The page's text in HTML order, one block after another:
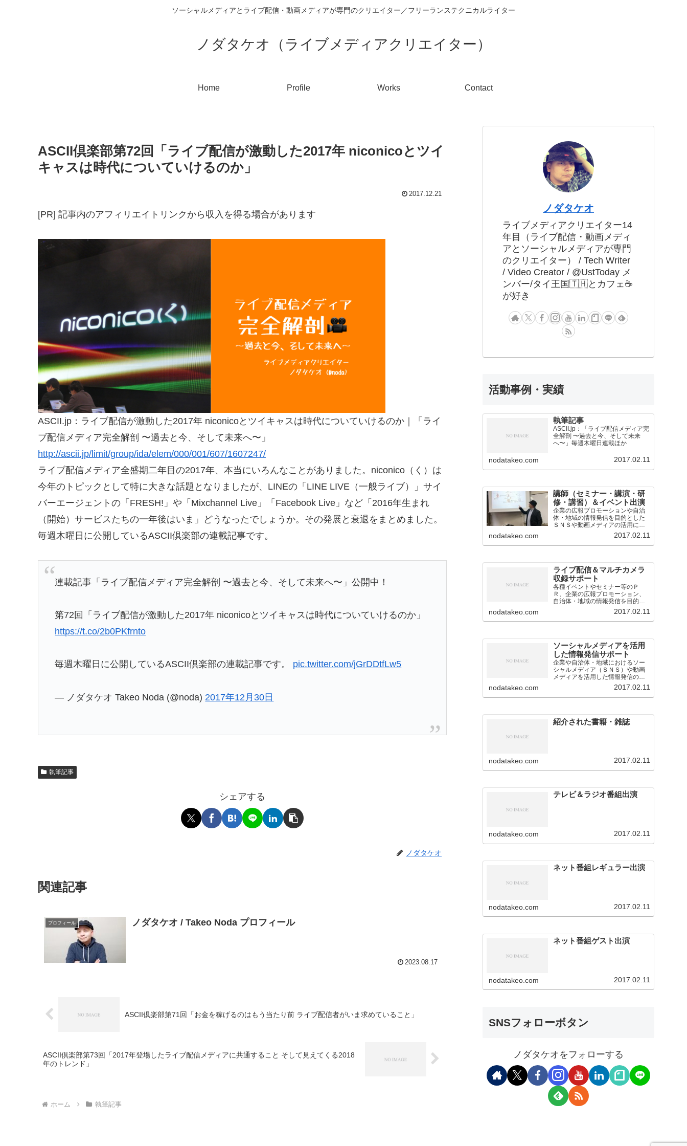
ソーシャルメディアとライブ配信・動画メディアが専門のクリエイター／フリーランステクニカルライター
ノダタケオ（ライブメディアクリエイター）
Home Profile Works Contact
ASCII倶楽部第72回「ライブ配信が激動した2017年 niconicoとツイ
キャスは時代についていけるのか」
2017.12.21
[PR] 記事内のアフィリエイトリンクから収入を得る場合があります
ASCII.jp：ライブ配信が激動した2017年 niconicoとツイキャスは時代についていけるのか｜「ライ
ブ配信メディア完全解剖 〜過去と今、そして未来へ〜」
http://ascii.jp/limit/group/ida/elem/000/001/607/1607247/
ライブ配信メディア全盛期二年目の2017年、本当にいろんなことがありました。niconico（く）は
今年のトピックとして特に大きな話題となりましたが、LINEの「LINE LIVE（一般ライブ）」サイ
バーエージェントの「FRESH!」や「Mixchannel Live」「Facebook Live」など「2016年生まれ
（開始）サービスたちの一年後はいま」どうなったでしょうか。その発展と衰退をまとめました。
毎週木曜日に公開しているASCII倶楽部の連載記事です。
連載記事「ライブ配信メディア完全解剖 〜過去と今、そして未来へ〜」公開中！
第72回「ライブ配信が激動した2017年 niconicoとツイキャスは時代についていけるのか」
https://t.co/2b0PKfrnto
毎週木曜日に公開しているASCII倶楽部の連載記事です。 pic.twitter.com/jGrDDtfLw5
— ノダタケオ Takeo Noda (@noda) 2017年12月30日
執筆記事
シェアする
ノダタケオ
関連記事
プロフィール ノダタケオ / Takeo Noda プロフィール
2023.08.17
ASCII倶楽部第71回「お金を稼げるのはもう当たり前 ライブ配信者がいま求めていること」
ASCII倶楽部第73回「2017年登場したライブ配信メディアに共通すること そして見えてくる2018
年のトレンド」
ホーム 執筆記事
ノダタケオ
ライブメディアクリエイター14
年目（ライブ配信・動画メディ
アとソーシャルメディアが専門
のクリエイター） / Tech Writer
/ Video Creator / @UstToday メ
ンバー/タイ王国🇹🇭とカフェ☕️
が好き
活動事例・実績
執筆記事
ASCII.jp：「ライブ配信メディア完
全解剖 〜過去と今、そして未来
へ〜」毎週木曜日連載ほか
nodatakeo.com 2017.02.11
講師（セミナー・講演・研
修・講習）＆イベント出演
企業の広報プロモーションや自治
体・地域の情報発信を目的とした
ＳＮＳや動画メディアの活用に関
するセミナー・講演・研修・講習
nodatakeo.com 2017.02.11
ライブ配信＆マルチカメラ
収録サポート
各種イベントやセミナー等のＰ
Ｒ、企業の広報プロモーション、
自治体・地域の情報発信を目的と
したライブ配信・中継の業務を担
当。映像音声の技術的なサポート
のほか、構成企画も対応。
nodatakeo.com 2017.02.11
ソーシャルメディアを活用
した情報発信サポート
企業や自治体・地域におけるソー
シャルメディア（ＳＮＳ）や動画
メディアを活用した情報発信のサ
ポート（アドバイスや運用支援）
nodatakeo.com 2017.02.11
紹介された書籍・雑誌
nodatakeo.com 2017.02.11
テレビ＆ラジオ番組出演
nodatakeo.com 2017.02.11
ネット番組レギュラー出演
nodatakeo.com 2017.02.11
ネット番組ゲスト出演
nodatakeo.com 2017.02.11
SNSフォローボタン
ノダタケオをフォローする